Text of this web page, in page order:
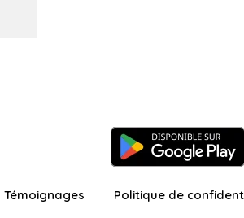
Témoignages Politique de